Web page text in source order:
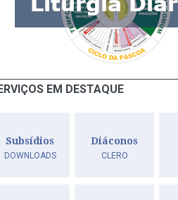
EM DESTAQUE
Subsídios
DOWNLOADS
Diáconos
CLERO